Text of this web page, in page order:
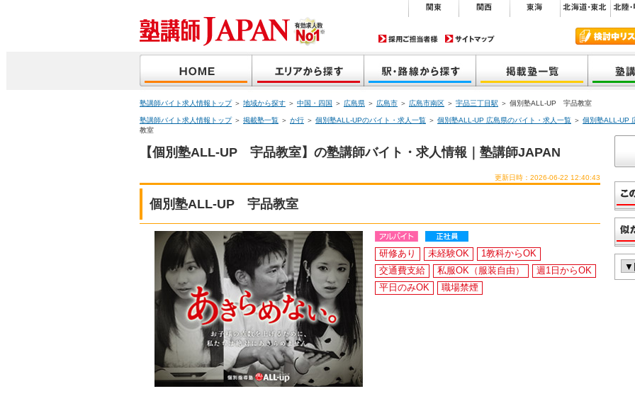
塾講師バイト求人情報トップ＞ 地域から探す ＞ 中国・四国 ＞ 広島県 ＞ 広島市 ＞ 広島市南区 ＞ 宇品三丁目駅 ＞ 個別塾ALL-UP 宇品教室
塾講師バイト求人情報トップ＞ 掲載塾一覧 ＞ か行 ＞ 個別塾ALL-UPのバイト・求人一覧 ＞ 個別塾ALL-UP 広島県のバイト・求人一覧 ＞ 個別塾ALL-UP
教室
【個別塾ALL-UP 宇品教室】の塾講師バイト・求人情報｜塾講師JAPAN
更新日時：2026-06-22 12:40:43
個別塾ALL-UP 宇品教室
研修あり 未経験OK
1教科からOK
交通費支給
私服OK（服装自由）
週1日からOK
平日のみOK
職場禁煙